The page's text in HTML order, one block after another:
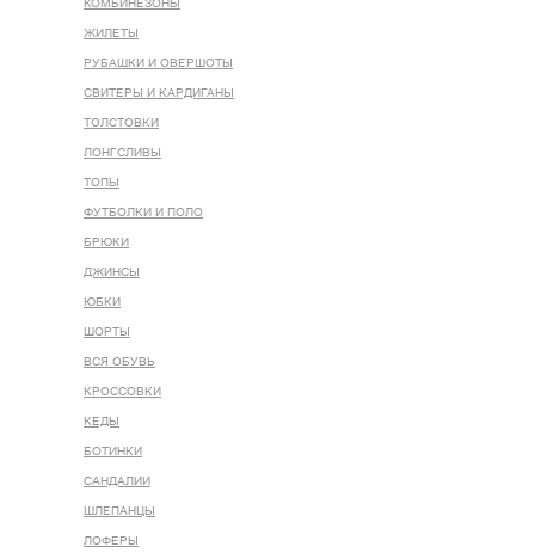
КОМБИНЕЗОНЫ
ЖИЛЕТЫ
РУБАШКИ И ОВЕРШОТЫ
СВИТЕРЫ И КАРДИГАНЫ
ТОЛСТОВКИ
ЛОНГСЛИВЫ
ТОПЫ
ФУТБОЛКИ И ПОЛО
БРЮКИ
ДЖИНСЫ
ЮБКИ
ШОРТЫ
ВСЯ ОБУВЬ
КРОССОВКИ
КЕДЫ
БОТИНКИ
САНДАЛИИ
ШЛЕПАНЦЫ
ЛОФЕРЫ